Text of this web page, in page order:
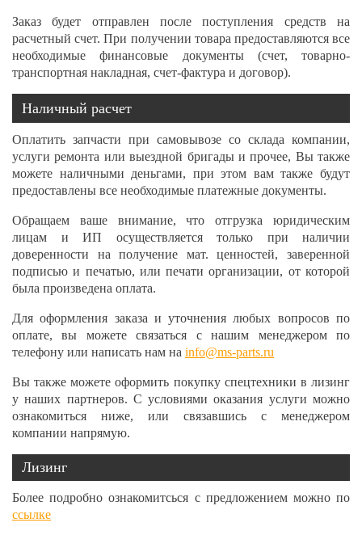
Заказ будет отправлен после поступления средств на
расчетный счет. При получении товара предоставляются все
необходимые финансовые документы (счет, товарно-
транспортная накладная, счет-фактура и договор).
Наличный расчет
Оплатить запчасти при самовывозе со склада компании,
услуги ремонта или выездной бригады и прочее, Вы также
можете наличными деньгами, при этом вам также будут
предоставлены все необходимые платежные документы.
Обращаем ваше внимание, что отгрузка юридическим
лицам и ИП осуществляется только при наличии
доверенности на получение мат. ценностей, заверенной
подписью и печатью, или печати организации, от которой
была произведена оплата.
Для оформления заказа и уточнения любых вопросов по
оплате, вы можете связаться с нашим менеджером по
телефону или написать нам на info@ms-parts.ru
Вы также можете оформить покупку спецтехники в лизинг
у наших партнеров. С условиями оказания услуги можно
ознакомиться ниже, или связавшись с менеджером
компании напрямую.
Лизинг
Более подробно ознакомитсься с предложением можно по
ссылке